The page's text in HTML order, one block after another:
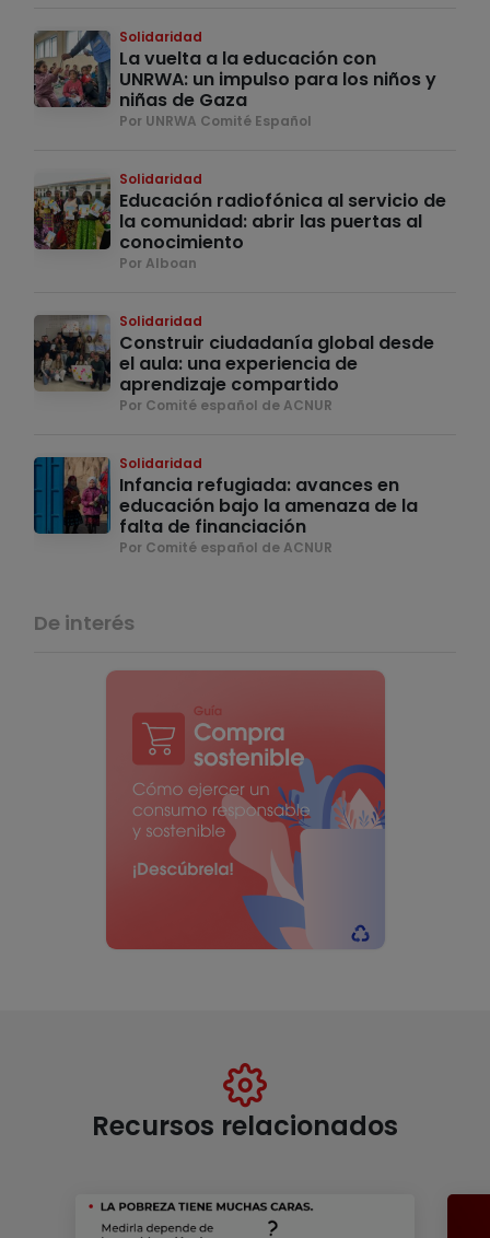
Solidaridad
La vuelta a la educación con
UNRWA: un impulso para los niños y
niñas de Gaza
Por UNRWA Comité Español
Solidaridad
Educación radiofónica al servicio de
la comunidad: abrir las puertas al
conocimiento
Por Alboan
Solidaridad
Construir ciudadanía global desde
el aula: una experiencia de
aprendizaje compartido
Por Comité español de ACNUR
Solidaridad
Infancia refugiada: avances en
educación bajo la amenaza de la
falta de financiación
Por Comité español de ACNUR
De interés
Recursos relacionados